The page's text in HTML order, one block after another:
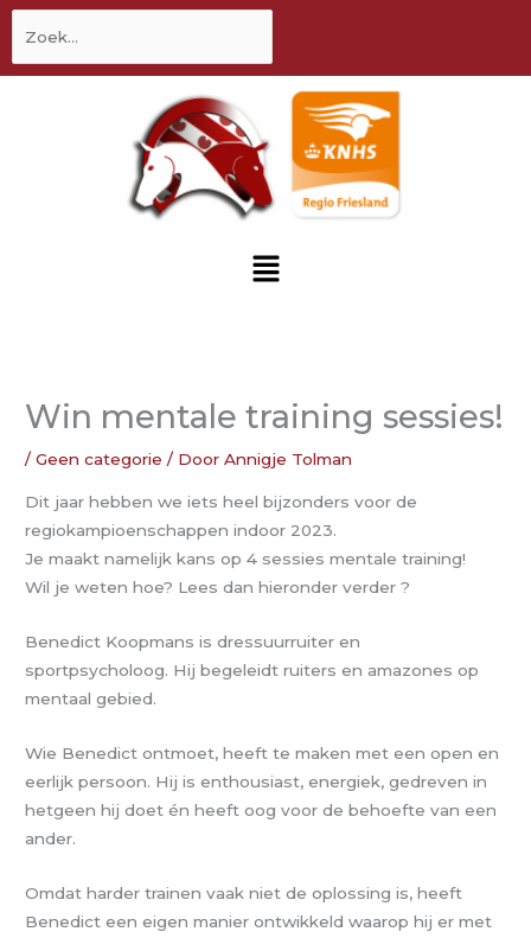
Menu
Win mentale training sessies!
/Geen categorie / DoorAnnigje Tolman
Dit jaar hebben we iets heel bijzonders voor de
regiokampioenschappen indoor 2023.
Je maakt namelijk kans op 4 sessies mentale training!
Wil je weten hoe? Lees dan hieronder verder ?
Benedict Koopmans is dressuurruiter en
sportpsycholoog. Hij begeleidt ruiters en amazones op
mentaal gebied.
Wie Benedict ontmoet, heeft te maken met een open en
eerlijk persoon. Hij is enthousiast, energiek, gedreven in
hetgeen hij doet én heeft oog voor de behoefte van een
ander.
Omdat harder trainen vaak niet de oplossing is, heeft
Benedict een eigen manier ontwikkeld waarop hij er met